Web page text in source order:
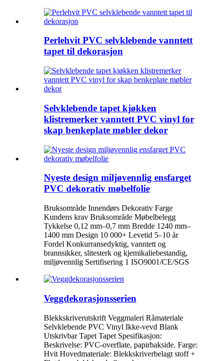
Perlehvit PVC selvklebende vanntett
tapet til dekorasjon
Selvklebende tapet kjøkken
klistremerker vanntett PVC vinyl for
skap benkeplate møbler dekor
Nyeste design miljøvennlig ensfarget
PVC dekorativ møbelfolie
Bruksområde Innendørs Dekorativ Farge
Kundens krav Bruksområde Møbelbelegg
Tykkelse 0,12 mm–0,7 mm Bredde 1240 mm–
1400 mm Design 10 000+ Levetid 5–10 år
Fordel Konkurransedyktig, vanntett og
brannsikker, slitesterk og kjemikaliebestandig,
miljøvennlig Sertifisering 1 ISO9001/CE/SGS
Veggdekorasjonsserien
Blekkskriverutskrift Veggmaleri Råmateriale
Selvklebende PVC Vinyl Ikke-vevd Blank
Utskrivbar Tapet Tapet Spesifikasjon:
Beskrivelse: PVC-overflate, papirbakside. Farge:
Hvit Hovedmateriale: Blekkskriverbelagt stoff +